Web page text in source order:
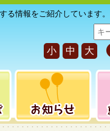
る情報をご紹介しています。
サ
イ
ト
内
小 中 大